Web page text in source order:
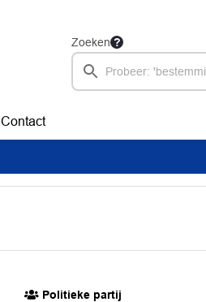
Zoeken
Contact
Politieke partij